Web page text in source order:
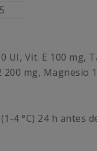
UI, Vit. E 100
mg, Magnesio
4 °C) 24 h